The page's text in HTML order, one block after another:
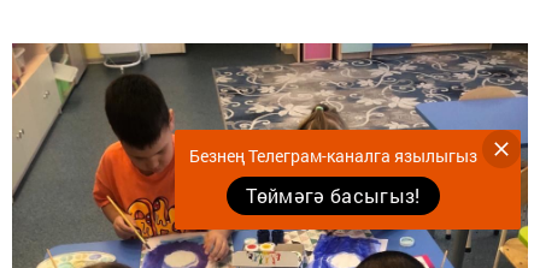
Безнең Телеграм-каналга язылыгыз
Төймәгә басыгыз!